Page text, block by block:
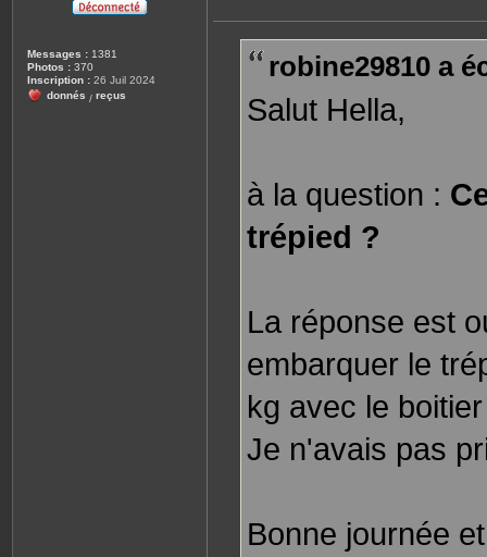
Messages : 1381
Photos : 370
Inscription : 26 Juil 2024
donnés / reçus
e
g
robine29810 a
Salut Hella,
à la question :
trépied ?
La réponse est
embarquer le
kg avec le
Je n'avais pas
Bonne journée